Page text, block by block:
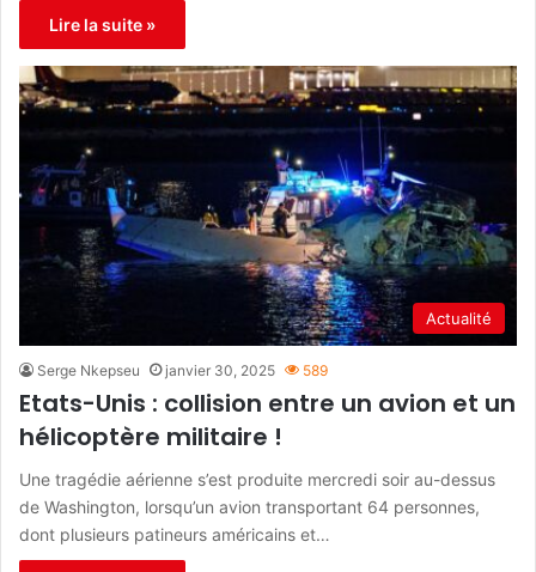
Lire la suite »
Actualité
Serge Nkepseu janvier 30, 2025 589
Etats-Unis : collision entre un avion et un
hélicoptère militaire !
Une tragédie aérienne s’est produite mercredi soir au-dessus
de Washington, lorsqu’un avion transportant 64 personnes,
dont plusieurs patineurs américains et…